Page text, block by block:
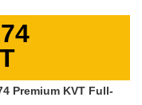
Premium KVT Full-